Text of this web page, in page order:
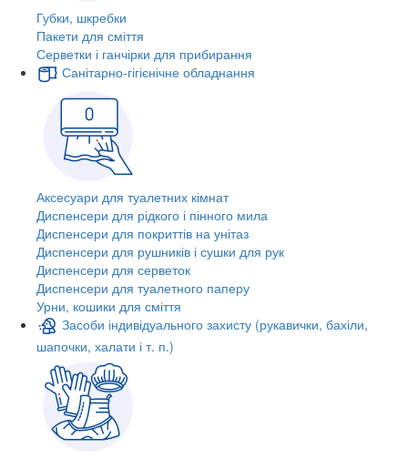
Губки, шкребки
Пакети для сміття
Серветки і ганчірки для прибирання
Санітарно-гігієнічне обладнання
Аксесуари для туалетних кімнат
Диспенсери для рідкого і пінного мила
Диспенсери для покриттів на унітаз
Диспенсери для рушників і сушки для рук
Диспенсери для серветок
Диспенсери для туалетного паперу
Урни, кошики для сміття
Засоби індивідуального захисту (рукавички, бахіли,
шапочки, халати і т. п.)